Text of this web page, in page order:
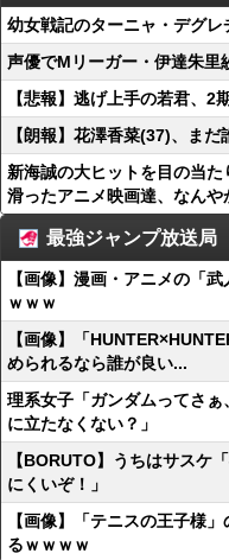
幼女戦記のターニャ・デグ
声優でMリーガー・伊達朱里
【悲報】逃げ上手の若君、2
【朗報】花澤香菜(37)、ま
新海誠の大ヒットを目の当
滑ったアニメ映画達、なんや
最強ジャンプ放送局
【画像】漫画・アニメの「
ｗｗｗ
【画像】「
められるなら誰が良い...
理系女子「ガンダムってさ
に立たなくない？」
【BORUTO】うちはサスケ
にくいぞ！」
【画像】「テニスの王子様
るｗｗｗｗ